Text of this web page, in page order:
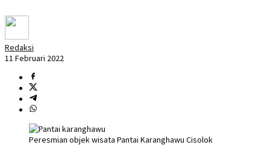
Redaksi
11 Februari 2022
Peresmian objek wisata Pantai Karanghawu Cisolok